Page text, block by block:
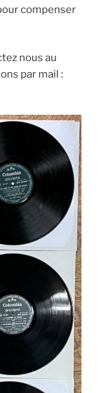
compenser
nous au
par mail :